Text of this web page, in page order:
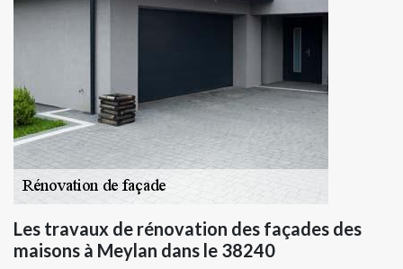
Les travaux de rénovation des façades des
maisons à Meylan dans le 38240